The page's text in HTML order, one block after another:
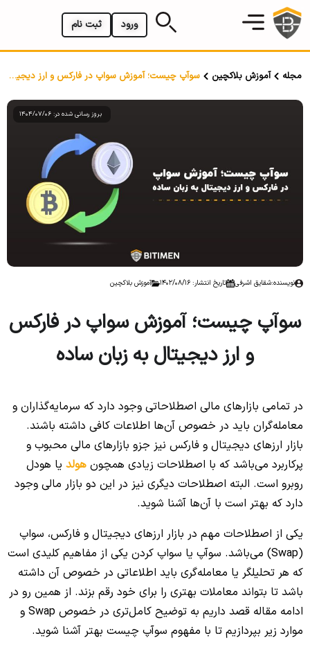
ثبت نام ورود
مجله آموزش بلاکچین سوآپ چیست؛ آموزش سواپ در فارکس و ارز دیجیتال به زبان ساده
بروز رسانی شده در: 1404/07/06
نویسنده:شقایق اشرفی تاریخ انتشار: 1402/08/16 آموزش بلاکچین
سوآپ چیست؛ آموزش سواپ در فارکس
و ارز دیجیتال به زبان ساده
در تمامی بازارهای مالی اصطلاحاتی وجود دارد که سرمایه‌گذاران و
معامله‌گران باید در خصوص آن‌ها اطلاعات کافی داشته باشند.
بازار ارزهای دیجیتال و فارکس نیز جزو بازارهای مالی محبوب و
پرکاربرد می‌باشد که با اصطلاحات زیادی همچون هولد یا هودل
روبرو است. البته اصطلاحات دیگری نیز در این دو بازار مالی وجود
دارد که بهتر است با آن‌ها آشنا شوید.
یکی از اصطلاحات مهم در بازار ارزهای دیجیتال و فارکس، سواپ
(Swap) می‌باشد. سوآپ یا سواپ کردن یکی از مفاهیم کلیدی است
که هر تحلیلگر یا معامله‌گری باید اطلاعاتی در خصوص آن داشته
باشد تا بتواند معاملات بهتری را برای خود رقم بزند. از همین رو در
ادامه مقاله قصد داریم به توضیح کامل‌تری در خصوص Swap و
موارد زیر بپردازیم تا با مفهوم سوآپ چیست بهتر آشنا شوید.